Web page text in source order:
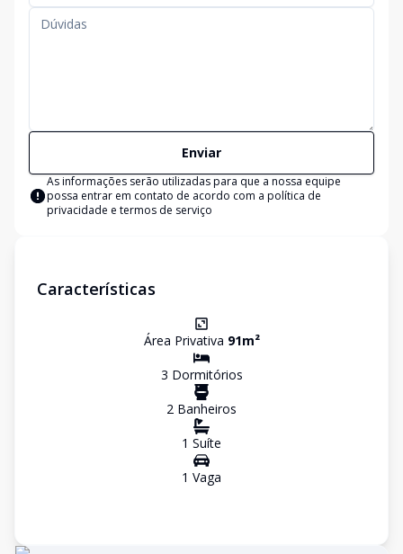
Enviar
As informações serão utilizadas para que a nossa equipe
possa entrar em contato de acordo com a política de
privacidade e termos de serviço
Características
Área Privativa 91m²
3 Dormitórios
2 Banheiros
1 Suíte
1 Vaga